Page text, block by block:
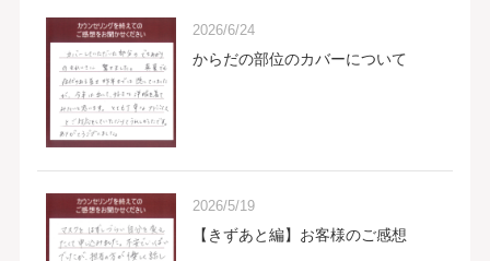
2026/6/24
からだの部位のカバーについて
2026/5/19
【きずあと編】お客様のご感想